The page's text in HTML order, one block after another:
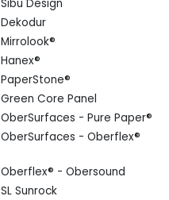
Sibu Design
Dekodur
Mirrolook®
Hanex®
PaperStone®
Green Core Panel
OberSurfaces - Pure Paper®
OberSurfaces - Oberflex®
Oberflex® - Obersound
SL Sunrock